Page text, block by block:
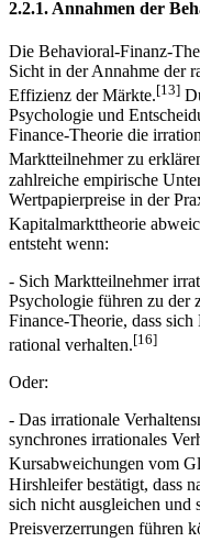
2.2.1. Annahmen der
Die Behavioral-Finanz-
Sicht in der Annahme der
Effizienz der Märkte.[13]
Psychologie und
Finance-Theorie die
Marktteilnehmer zu
zahlreiche empirische
Wertpapierpreise in der
Kapitalmarkttheorie
entsteht wenn:
- Sich Marktteilnehmer
Psychologie führen zu der
Finance-Theorie, dass
rational verhalten.[16]
Oder:
- Das irrationale
synchrones irrationales
Kursabweichungen vom
Hirshleifer bestätigt, dass
sich nicht ausgleichen und
Preisverzerrungen führen